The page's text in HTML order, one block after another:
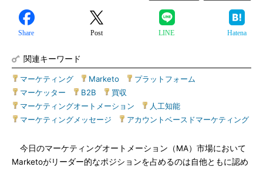
Share Post LINE Hatena
関連キーワード
マーケティング Marketo プラットフォーム
マーケッター
B2B 買収
マーケティングオートメーション
人工知能
マーケティングメッセージ
アカウントベースドマーケティング
今日のマーケティングオートメーション（MA）市場において
Marketoがリーダー的なポジションを占めるのは自他ともに認め